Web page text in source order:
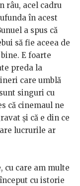
râu, acel cadru
în acest
a spus că
să fie aceea de
E foarte
preda la
care umblă
singuri cu
că cinemaul ne
și că e din ce
lucrurile ar
cu care am multe
cu istorie